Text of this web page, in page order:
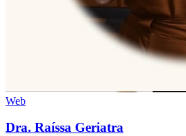
Web
Dra. Raíssa Geriatra